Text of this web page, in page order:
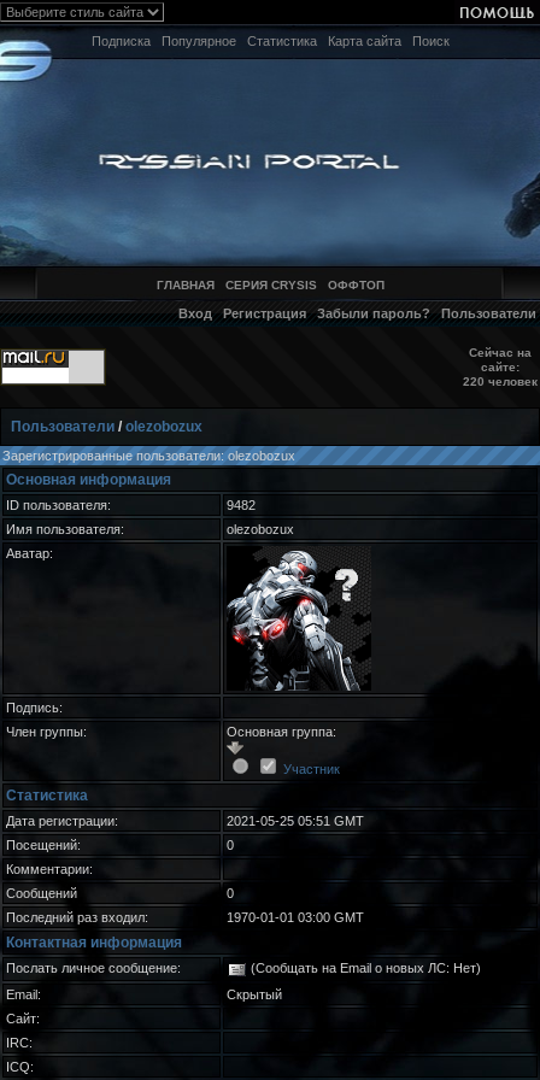
Подписка Популярное Статистика Карта сайта Поиск
ГЛАВНАЯ СЕРИЯ CRYSIS ОФФТОП
Вход Регистрация Забыли пароль? Пользователи
Сейчас на
сайте:
220 человек
Пользователи /olezobozux
Зарегистрированные пользователи: olezobozux
Основная информация
ID пользователя:
9482
Имя пользователя:
olezobozux
Аватар:
Подпись:
Член группы:
Основная группа:
Участник
Статистика
Дата регистрации:
2021-05-25 05:51 GMT
Посещений:
0
Комментарии:
Сообщений
0
Последний раз входил:
1970-01-01 03:00 GMT
Контактная информация
Послать личное сообщение:
(Сообщать на Email о новых ЛС: Нет)
Email:
Скрытый
Сайт:
IRC:
ICQ: